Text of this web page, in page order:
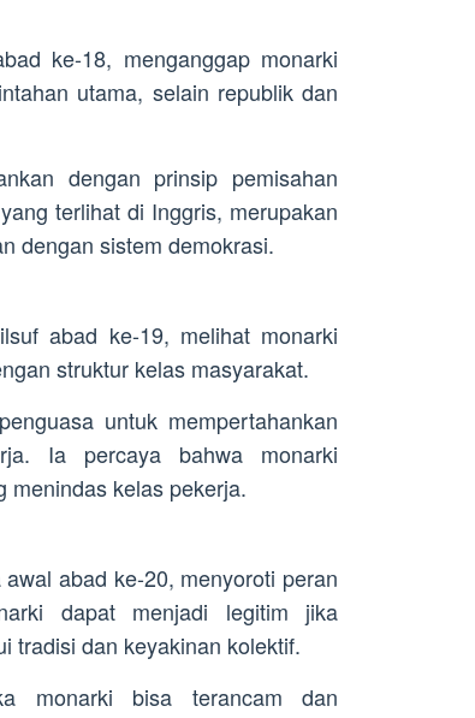
ke-18, menganggap monarki
utama, selain republik dan
dengan prinsip pemisahan
terlihat di Inggris, merupakan
dengan sistem demokrasi.
abad ke-19, melihat monarki
struktur kelas masyarakat.
untuk mempertahankan
Ia percaya bahwa monarki
menindas kelas pekerja.
abad ke-20, menyoroti peran
dapat menjadi legitim jika
tradisi dan keyakinan kolektif.
monarki bisa terancam dan